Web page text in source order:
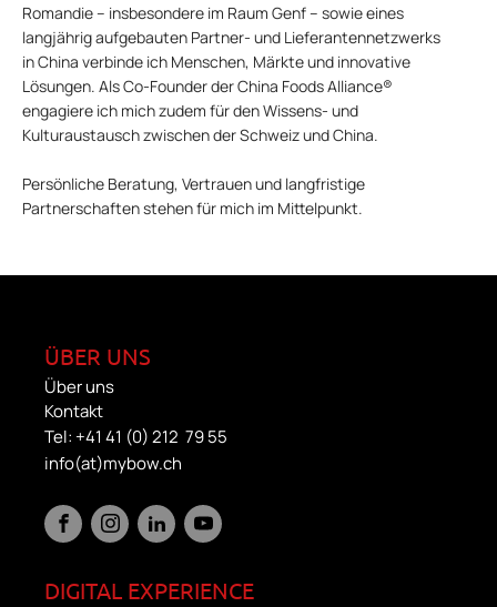
Romandie – insbesondere im Raum Genf – sowie eines
langjährig aufgebauten Partner- und Lieferantennetzwerks
in China verbinde ich Menschen, Märkte und innovative
Lösungen. Als Co-Founder der China Foods Alliance®
engagiere ich mich zudem für den Wissens- und
Kulturaustausch zwischen der Schweiz und China.
Persönliche Beratung, Vertrauen und langfristige
Partnerschaften stehen für mich im Mittelpunkt.
ÜBER UNS
Über uns
Kontakt
Tel: +41 41 (0) 212 79 55
info(at)mybow.ch
DIGITAL EXPERIENCE